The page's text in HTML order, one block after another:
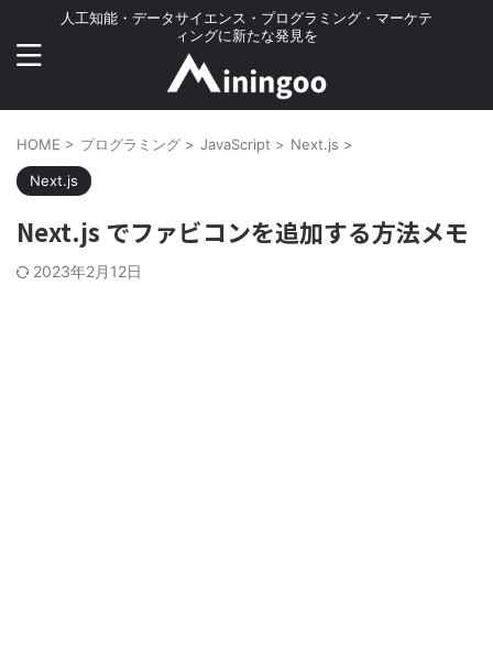
人工知能・データサイエンス・プログラミング・マーケテ
ィングに新たな発見を
HOME > プログラミング > JavaScript > Next.js >
Next.js
Next.js でファビコンを追加する方法メモ
2023年2月12日